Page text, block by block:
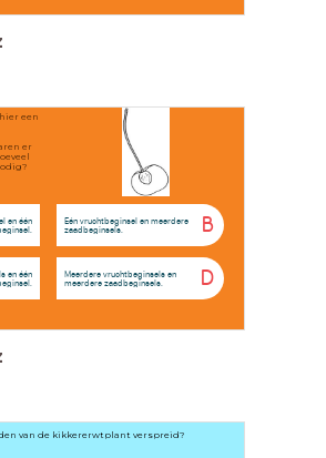
een
er
en één
B
Eén vruchtbeginsel en meerdere
zaadbeginsels.
en één
D
Meerdere vruchtbeginsels en
meerdere zaadbeginsels.
van de kikkererwtplant verspreid?